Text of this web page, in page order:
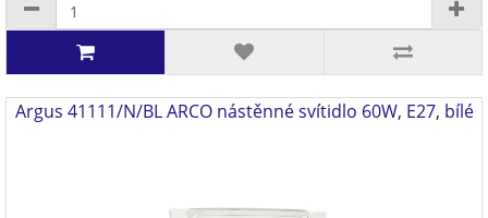
Argus 41111/N/BL ARCO nástěnné svítidlo 60W, E27, bílé